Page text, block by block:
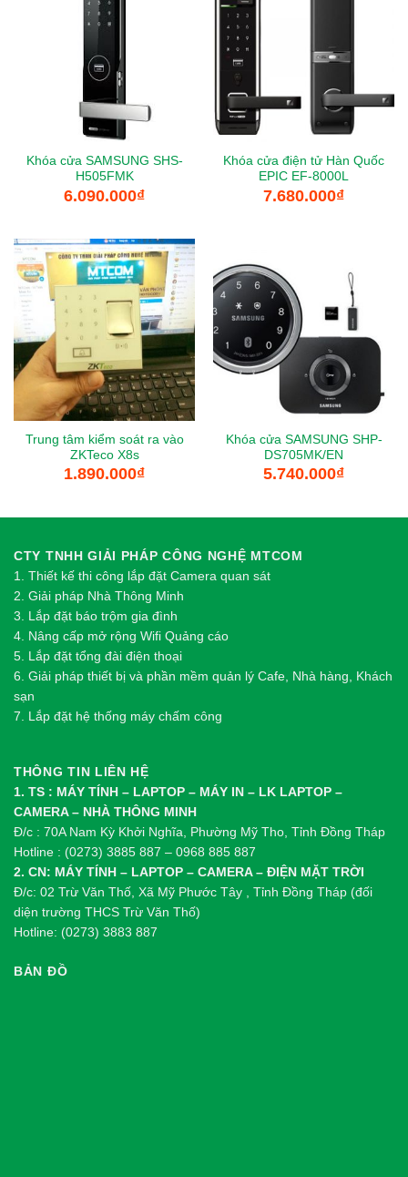
Khóa cửa SAMSUNG SHS-
H505FMK
6.090.000₫
Khóa cửa điện tử Hàn Quốc
EPIC EF-8000L
7.680.000₫
Trung tâm kiểm soát ra vào
ZKTeco X8s
1.890.000₫
Khóa cửa SAMSUNG SHP-
DS705MK/EN
5.740.000₫
CTY TNHH GIẢI PHÁP CÔNG NGHỆ MTCOM
1. Thiết kế thi công lắp đặt Camera quan sát
2. Giải pháp Nhà Thông Minh
3. Lắp đặt báo trộm gia đình
4. Nâng cấp mở rộng Wifi Quảng cáo
5. Lắp đặt tổng đài điện thoại
6. Giải pháp thiết bị và phần mềm quản lý Cafe, Nhà hàng, Khách
sạn
7. Lắp đặt hệ thống máy chấm công
THÔNG TIN LIÊN HỆ
1. TS : MÁY TÍNH – LAPTOP – MÁY IN – LK LAPTOP –
CAMERA – NHÀ THÔNG MINH
Đ/c : 70A Nam Kỳ Khởi Nghĩa, Phường Mỹ Tho, Tỉnh Đồng Tháp
Hotline : (0273) 3885 887 – 0968 885 887
2. CN: MÁY TÍNH – LAPTOP – CAMERA – ĐIỆN MẶT TRỜI
Đ/c: 02 Trừ Văn Thố, Xã Mỹ Phước Tây , Tỉnh Đồng Tháp (đối
diện trường THCS Trừ Văn Thố)
Hotline: (0273) 3883 887
BẢN ĐỒ